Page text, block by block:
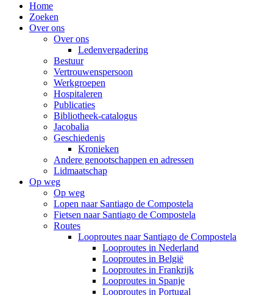
Home
Zoeken
Over ons
Over ons
Ledenvergadering
Bestuur
Vertrouwenspersoon
Werkgroepen
Hospitaleren
Publicaties
Bibliotheek-catalogus
Jacobalia
Geschiedenis
Kronieken
Andere genootschappen en adressen
Lidmaatschap
Op weg
Op weg
Lopen naar Santiago de Compostela
Fietsen naar Santiago de Compostela
Routes
Looproutes naar Santiago de Compostela
Looproutes in Nederland
Looproutes in België
Looproutes in Frankrijk
Looproutes in Spanje
Looproutes in Portugal